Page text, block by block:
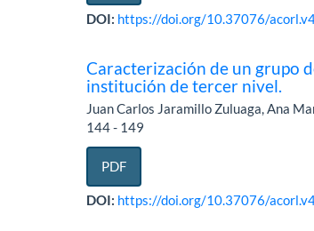
DOI: https://doi.org/10.37076/
Caracterización de un grupo
institución de tercer nivel.
Juan Carlos Jaramillo Zuluaga, Ana
144 - 149
PDF
DOI: https://doi.org/10.37076/